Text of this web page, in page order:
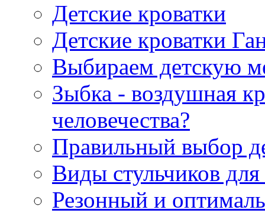
Детские кроватки
Детские кроватки
Выбираем детскую
Зыбка - воздушная
человечества?
Правильный выбор
Виды стульчиков
Резонный и